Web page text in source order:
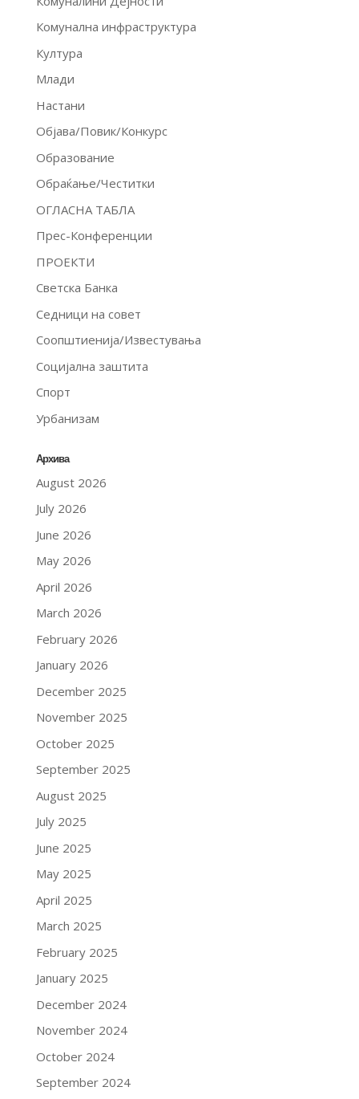
Комунална инфраструктура
Култура
Млади
Настани
Објава/Повик/Конкурс
Образование
Обраќање/Честитки
ОГЛАСНА ТАБЛА
Прес-Конференции
ПРОЕКТИ
Светска Банка
Седници на совет
Соопштиенија/Известувања
Социјална заштита
Спорт
Урбанизам
Архива
August 2026
July 2026
June 2026
May 2026
April 2026
March 2026
February 2026
January 2026
December 2025
November 2025
October 2025
September 2025
August 2025
July 2025
June 2025
May 2025
April 2025
March 2025
February 2025
January 2025
December 2024
November 2024
October 2024
September 2024